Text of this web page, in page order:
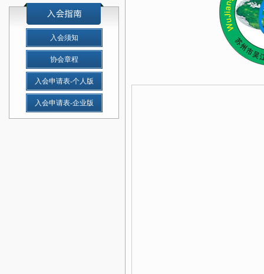
入会须知
协会章程
入会申请表-个人版
入会申请表-企业版